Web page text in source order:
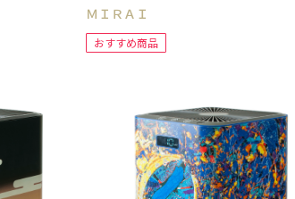
ＭＩＲＡＩ
おすすめ商品